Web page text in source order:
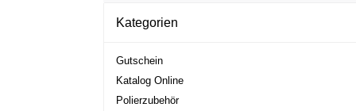
Kategorien
Gutschein
Katalog Online
Polierzubehör